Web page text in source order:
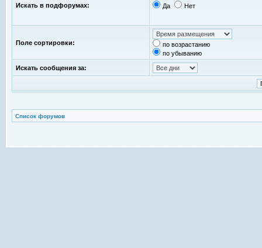
Искать в подфорумах: Да Нет
Поле сортировки:
по возрастанию
по убыванию
Искать сообщения за:
Список форумов